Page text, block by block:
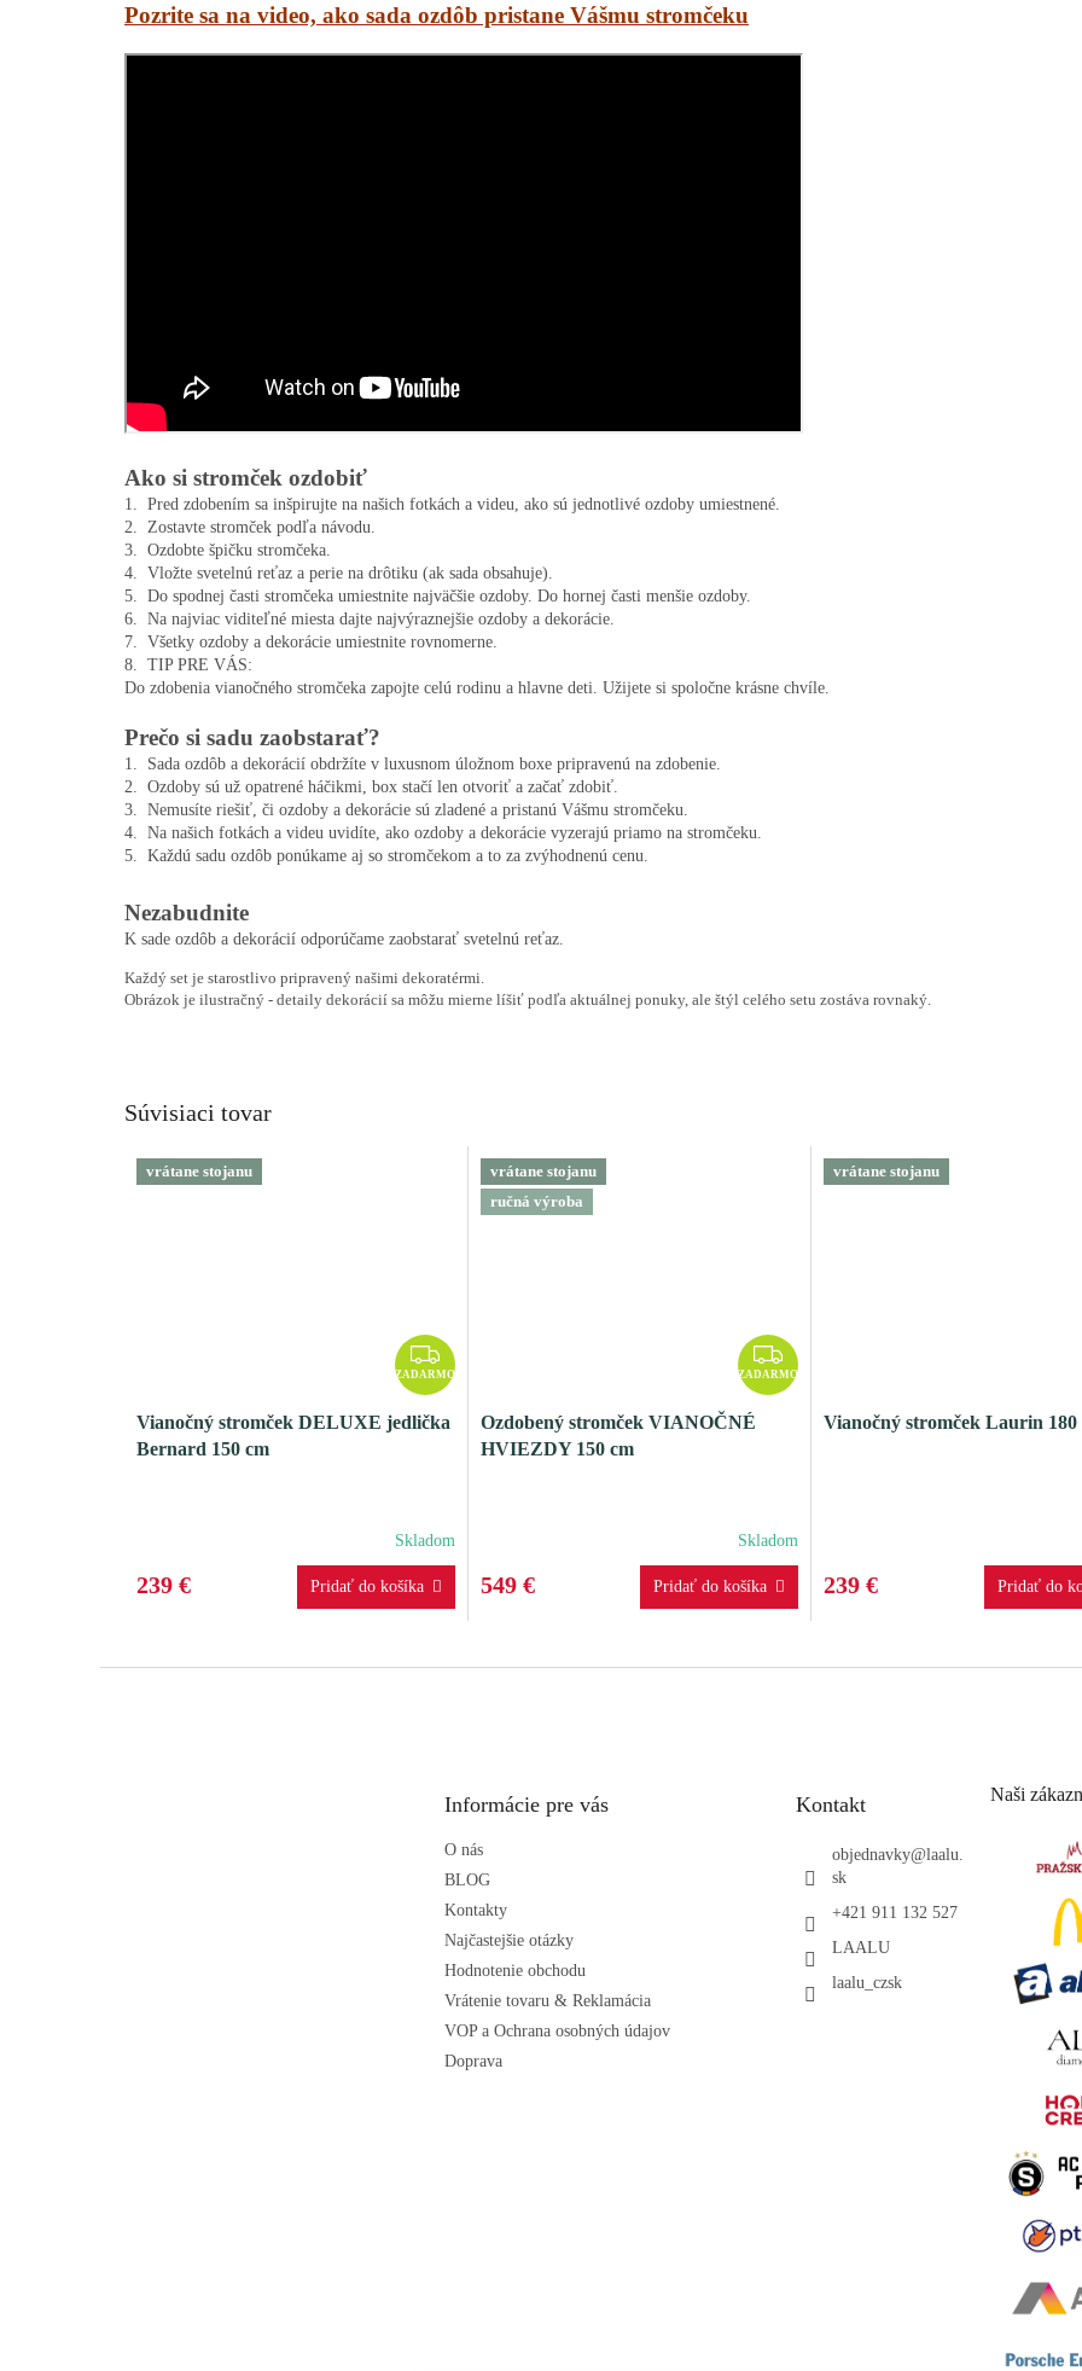
Súvisiaci tovar
vrátane stojanu
Z
A
D
ZADARMO
Vianočný stromček DELUXE jedlička
Bernard 150 cm
Skladom
239 €
vrátane stojanu
ručná výroba
Z
A
ZADARMO
Ozdobený stromček VIANOČNÉ
HVIEZDY 150 cm
Skladom
549 €
vrátane stojanu
Vianočný stromček Laurin 180
239 €
Pozrite sa na video, ako sada ozdôb pristane Vášmu stromčeku
Ako si stromček ozdobiť
1.  Pred zdobením sa inšpirujte na našich fotkách a videu, ako sú jednotlivé ozdoby umiestnené.
2.  Zostavte stromček podľa návodu.
3.  Ozdobte špičku stromčeka.
4.  Vložte svetelnú reťaz a perie na drôtiku (ak sada obsahuje).
5.  Do spodnej časti stromčeka umiestnite najväčšie ozdoby. Do hornej časti menšie ozdoby.
6.  Na najviac viditeľné miesta dajte najvýraznejšie ozdoby a dekorácie.
7.  Všetky ozdoby a dekorácie umiestnite rovnomerne.
8.  TIP PRE VÁS:
Do zdobenia vianočného stromčeka zapojte celú rodinu a hlavne deti. Užijete si spoločne krásne chvíle.
Prečo si sadu zaobstarať?
1.  Sada ozdôb a dekorácií obdržíte v luxusnom úložnom boxe pripravenú na zdobenie.
2.  Ozdoby sú už opatrené háčikmi, box stačí len otvoriť a začať zdobiť.
3.  Nemusíte riešiť, či ozdoby a dekorácie sú zladené a pristanú Vášmu stromčeku.
4.  Na našich fotkách a videu uvidíte, ako ozdoby a dekorácie vyzerajú priamo na stromčeku.
Nezabudnite
K sade ozdôb a dekorácií odporúčame zaobstarať svetelnú reťaz.
Každý set je starostlivo pripravený našimi dekoratérmi.
Obrázok je ilustračný - detaily dekorácií sa môžu mierne líšiť podľa aktuálnej ponuky, ale štýl celého setu zostáva rovnaký.
Informácie pre vás
O nás
BLOG
Kontakty
Najčastejšie otázky
Hodnotenie obchodu
Vrátenie tovaru & Reklamácia
VOP a Ochrana osobných údajov
Doprava
Kontakt
objednavky@laalu.
sk
+421 911 132 527
LAALU
laalu_czsk
Naši